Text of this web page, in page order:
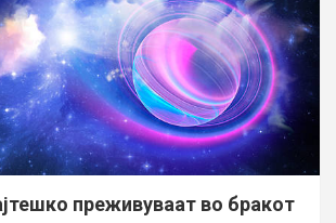
преживуваат во бракот